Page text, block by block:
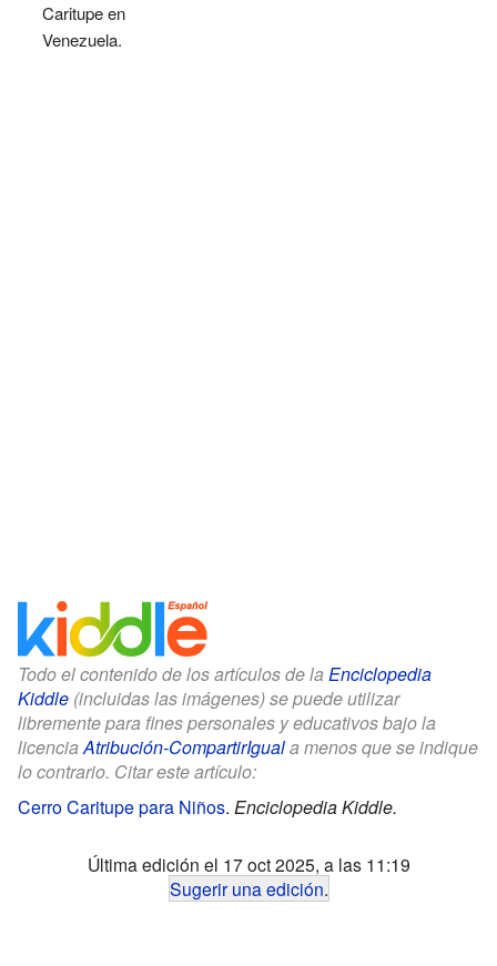
Caritupe en
Venezuela.
Todo el contenido de los artículos de la Enciclopedia
Kiddle (incluidas las imágenes) se puede utilizar
libremente para fines personales y educativos bajo la
licenciaAtribución-CompartirIguala menos que se indique
lo contrario. Citar este artículo:
Cerro Caritupe para Niños. Enciclopedia Kiddle.
Última edición el 17 oct 2025, a las 11:19
Sugerir una edición.